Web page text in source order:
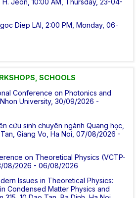
Diep LAI, 2:00 PM, Monday, 06-
SCHOOLS
Conference on Photonics and
University, 30/09/2026 -
cứu sinh chuyên ngành Quang học,
Tan, Giang Vo, Ha Noi, 07/08/2026 -
on Theoretical Physics (VCTP-
08/2026 - 06/08/2026
Issues in Theoretical Physics:
Condensed Matter Physics and